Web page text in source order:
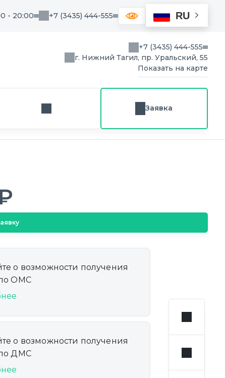
- 20:00 +7 (3435) 444-555 RU
+7 (3435) 444-555
г. Нижний Тагил, пр. Уральский, 55
Показать на карте
Заказ звонка Заявка
о возможности получения
ОМС
о возможности получения
ДМС